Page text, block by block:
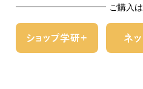
ご購入